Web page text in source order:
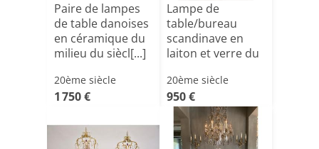
Paire de lampes
de table danoises
en céramique du
milieu du siècl[...]
20ème siècle
1 750 €
Lampe de
table/bureau
scandinave en
laiton et verre du
20ème siècle
950 €